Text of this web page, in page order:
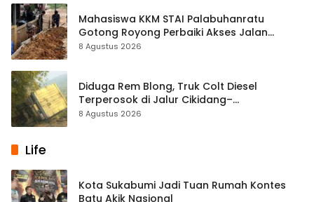
Mahasiswa KKM STAI Palabuhanratu
Gotong Royong Perbaiki Akses Jalan
Majelis Ta’lim di Sagaranten
8 Agustus 2026
Diduga Rem Blong, Truk Colt Diesel
Terperosok di Jalur Cikidang–
Palabuhanratu
8 Agustus 2026
Life
Kota Sukabumi Jadi Tuan Rumah Kontes
Batu Akik Nasional